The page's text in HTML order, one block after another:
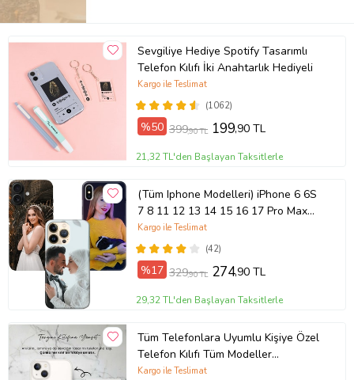
Sevgiliye Hediye Spotify Tasarımlı
Telefon Kılıfı İki Anahtarlık Hediyeli
(1062)
Kargo ile Teslimat
%50 399,90 TL 199,90 TL
21,32 TL'den Başlayan Taksitlerle
(Tüm Iphone Modelleri) iPhone 6 6S
7 8 11 12 13 14 15 16 17 Pro Max
Plus Mini Kişiye Özel Resimli
Fotoğraflı Kılıf(42)
Kargo ile Teslimat
%17 329,90 TL 274,90 TL
29,32 TL'den Başlayan Taksitlerle
Tüm Telefonlara Uyumlu Kişiye Özel
Telefon Kılıfı Tüm Modeller
Açıklamada
Kargo ile Teslimat